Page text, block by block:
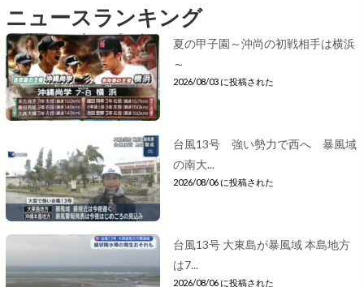
ニュースランキング
夏の甲子園～沖尚の初戦相手は横浜
～
2026/08/03 に投稿された
台風13号 強い勢力で西へ 暴風域
の南大...
2026/08/06 に投稿された
台風13号 大東島が暴風域 本島地方
は7...
2026/08/06 に投稿された